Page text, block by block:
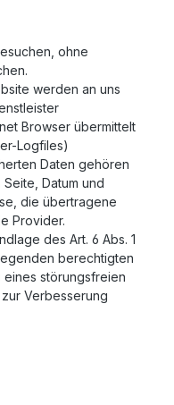
ohne
werden an uns
Browser übermittelt
Logfiles)
Daten gehören
Datum und
die übertragene
Provider.
des Art. 6 Abs. 1
berechtigten
eines störungsfreien
Verbesserung